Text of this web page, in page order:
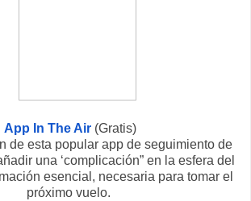
App In The Air (Gratis)
de esta popular app de seguimiento de
una ‘complicación” en la esfera del
esencial, necesaria para tomar el
próximo vuelo.